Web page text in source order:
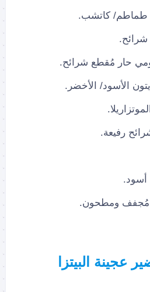
أسود.
مُجفف ومطحون.
عجينة البيتزا